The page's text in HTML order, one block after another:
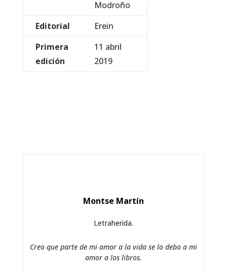
Modroño
Editorial
Erein
Primera
edición
11 abril
2019
Montse Martín
Letraherida.
Creo que parte de mi amor a la vida se lo debo a mi
amor a los libros.